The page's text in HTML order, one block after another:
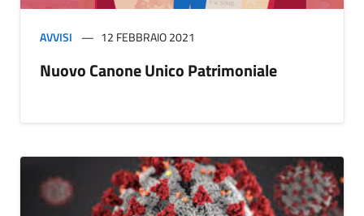
AVVISI 12 FEBBRAIO 2021
Nuovo Canone Unico Patrimoniale